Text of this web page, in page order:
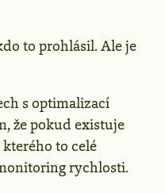
to prohlásil. Ale je
s optimalizací
že pokud existuje
to celé
rychlosti.